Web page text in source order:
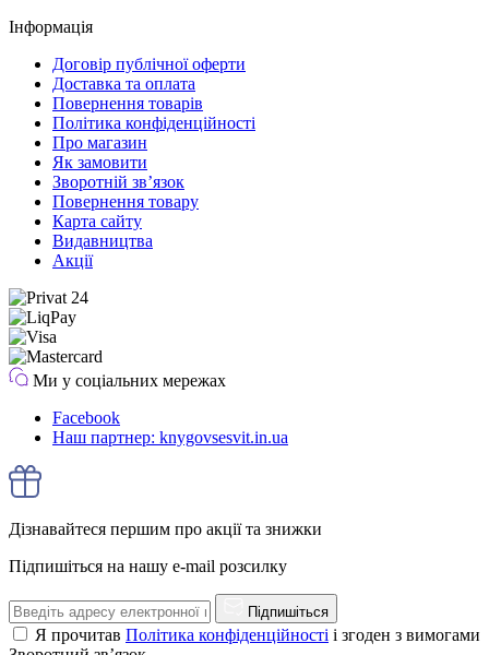
Інформація
Договір публічної оферти
Доставка та оплата
Повернення товарів
Політика конфіденційності
Про магазин
Як замовити
Зворотній зв’язок
Повернення товару
Карта сайту
Видавництва
Акції
Ми у соціальних мережах
Facebook
Наш партнер: knygovsesvit.in.ua
Дізнавайтеся першим про акції та знижки
Підпишіться на нашу e-mail розсилку
Підпишіться
Я прочитав Політика конфіденційності і згоден з вимогами